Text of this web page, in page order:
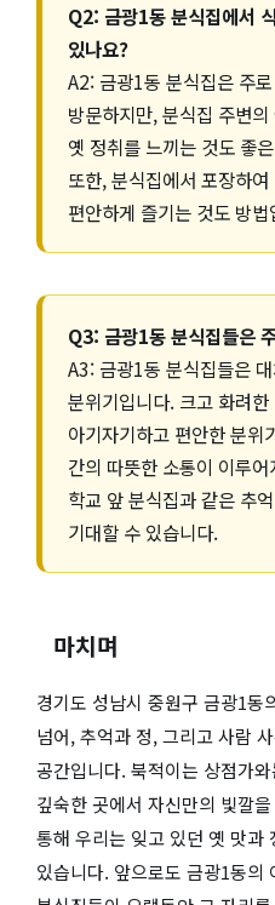
Q2: 금광1동 분식집에서
있나요?
A2: 금광1동 분식집은 주
방문하지만, 분식집 주변
옛 정취를 느끼는 것도 좋
또한, 분식집에서 포장하
편안하게 즐기는 것도 방법
Q3: 금광1동 분식집들은
A3: 금광1동 분식집들은
분위기입니다. 크고 화려
아기자기하고 편안한 분위
간의 따뜻한 소통이 이루
학교 앞 분식집과 같은 추
기대할 수 있습니다.
마치며
경기도 성남시 중원구 금광1동
넘어, 추억과 정, 그리고 사람
공간입니다. 북적이는 상점가
깊숙한 곳에서 자신만의 빛깔
통해 우리는 잊고 있던 옛 맛과
있습니다. 앞으로도 금광1동의